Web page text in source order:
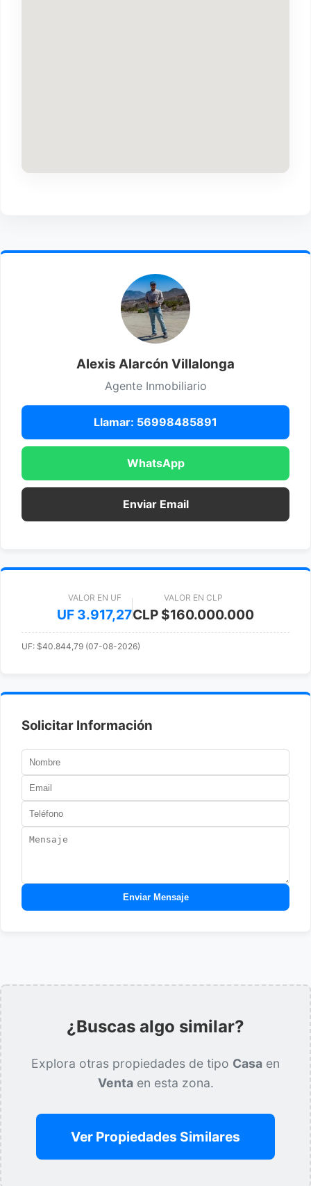
Alexis Alarcón Villalonga
Agente Inmobiliario
Llamar: 56998485891
WhatsApp
Enviar Email
VALOR EN UF
UF 3.917,27
VALOR EN CLP
CLP $160.000.000
UF: $40.844,79 (07-08-2026)
Solicitar Información
Enviar Mensaje
¿Buscas algo similar?
Explora otras propiedades de tipo Casa en
Ventaen esta zona.
Ver Propiedades Similares